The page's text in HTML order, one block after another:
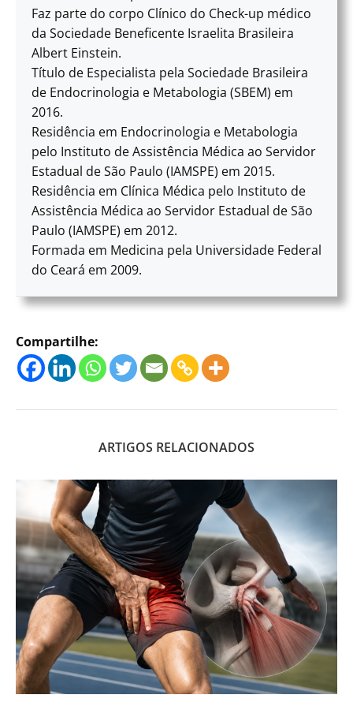
Faz parte do corpo Clínico do Check-up médico
da Sociedade Beneficente Israelita Brasileira
Albert Einstein.
Título de Especialista pela Sociedade Brasileira
de Endocrinologia e Metabologia (SBEM) em
2016.
⁠Residência em Endocrinologia e Metabologia
pelo Instituto de Assistência Médica ao Servidor
Estadual de São Paulo (IAMSPE) em 2015.
Residência em Clínica Médica pelo Instituto de
Assistência Médica ao Servidor Estadual de São
Paulo (IAMSPE) em 2012.
Formada em Medicina pela Universidade Federal
do Ceará em 2009.
Compartilhe:
ARTIGOS RELACIONADOS